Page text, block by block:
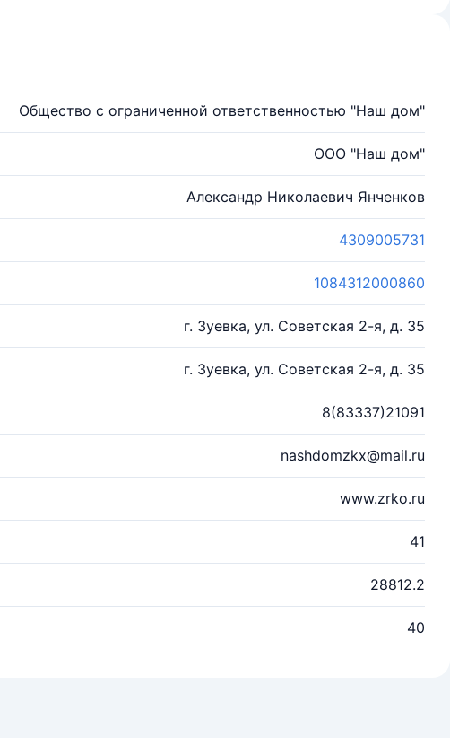
Общество с ограниченной ответственностью "Наш дом"
ООО "Наш дом"
Александр Николаевич Янченков
4309005731
1084312000860
г. Зуевка, ул. Советская 2-я, д. 35
г. Зуевка, ул. Советская 2-я, д. 35
8(83337)21091
nashdomzkx@mail.ru
www.zrko.ru
41
28812.2
40